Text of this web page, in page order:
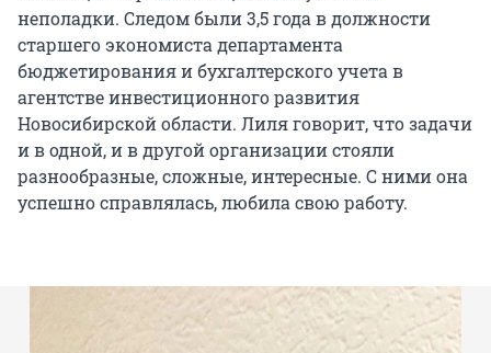
неполадки. Следом были 3,5 года в должности
старшего экономиста департамента
бюджетирования и бухгалтерского учета в
агентстве инвестиционного развития
Новосибирской области. Лиля говорит, что задачи
и в одной, и в другой организации стояли
разнообразные, сложные, интересные. С ними она
успешно справлялась, любила свою работу.